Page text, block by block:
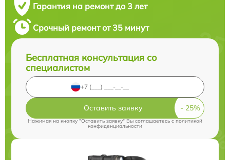
Гарантия на ремонт до 3 лет
Срочный ремонт от 35 минут
Бесплатная консультация со
специалистом
Оставить заявку
Нажимая на кнопку "Оставить заявку" Вы соглашаетесь cполитикой
конфиденциальности